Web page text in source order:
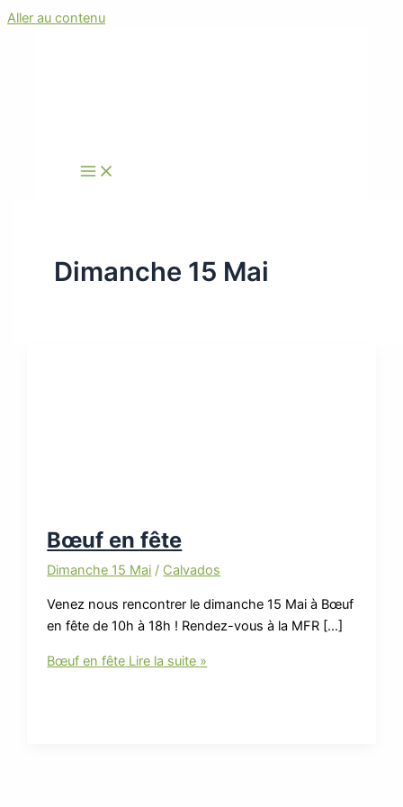
Aller au contenu
Dimanche 15 Mai
Bœuf en fête
Dimanche 15 Mai / Calvados
Venez nous rencontrer le dimanche 15 Mai à Bœuf
en fête de 10h à 18h ! Rendez-vous à la MFR […]
Bœuf en fête Lire la suite »